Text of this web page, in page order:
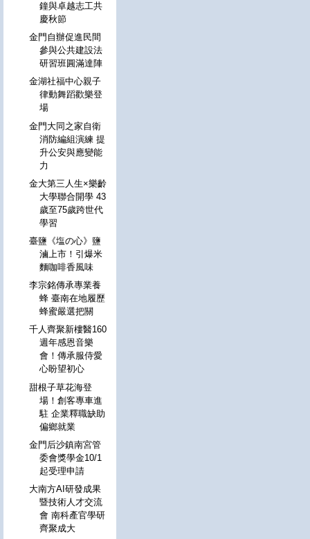
鐘與卓越志工共
慶秋節
金門自辦促進民間
參與公共建設法
研習班圓滿達陣
金湖社福中心親子
律動舞蹈歡樂登
場
金門大同之家自衛
消防編組演練 提
升公安與應變能
力
金大第三人生×樂齡
大學聯合開學 43
歲至75歲跨世代
學習
臺鹽《塩の心》鹽
滷上市！引爆米
麵咖啡香風味
李宗銘傳承專業養
蜂 臺南在地履歷
蜂蜜嚴選把關
千人齊聚新樓醫160
週年感恩音樂
會！傳承服侍愛
心盼望初心
甜根子草花海登
場！創客專車進
駐 企業釋職缺助
偏鄉就業
金門后沙鎮南宮管
委會獎學金10/1
起受理申請
大南方AI研發成果
暨技術人才交流
會 南科產官學研
齊聚成大